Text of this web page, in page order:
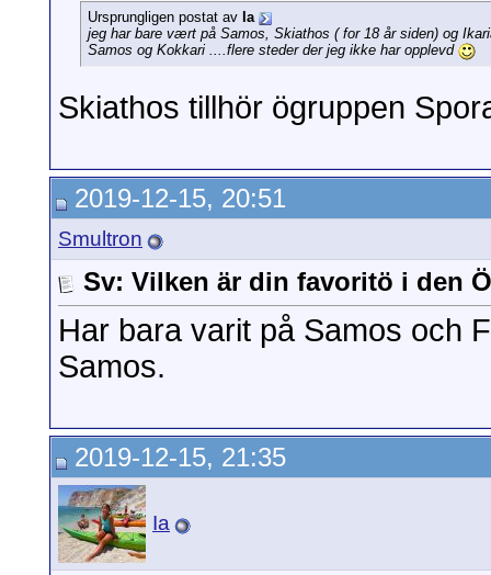
Ursprungligen postat av Ia
jeg har bare vært på Samos, Skiathos ( for 18 år siden) og
Samos og Kokkari ....flere steder der jeg ikke har opplevd
Skiathos tillhör ögruppen
2019-12-15, 20:51
Smultron
Sv: Vilken är din favoritö i den
Har bara varit på Samos och
Samos.
2019-12-15, 21:35
Ia